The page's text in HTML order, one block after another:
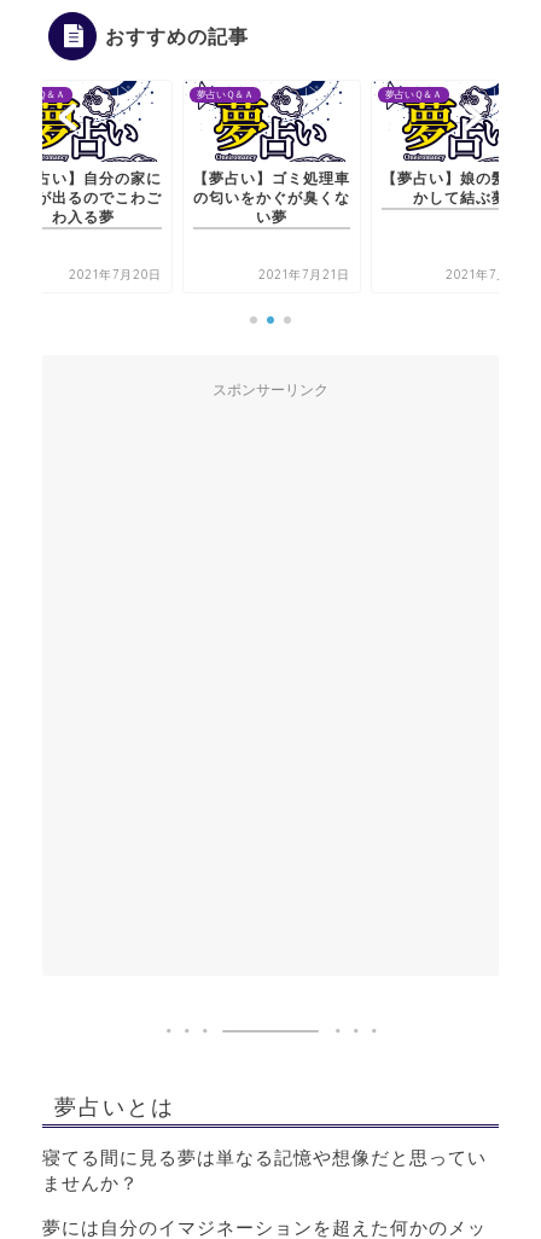
おすすめの記事
夢占いＱ＆Ａ
【夢占い】ゴミ処理車
の匂いをかぐが臭くな
2021年7月21日
夢占いＱ＆Ａ
【夢占い】娘の髪をと
かして結ぶ夢
2021年7月20日
夢占いＱ＆Ａ
【夢占い】
スポンサーリンク
夢占いとは
寝てる間に見る夢は単なる記憶や想像だと思ってい
ませんか？
夢には自分のイマジネーションを超えた何かのメッ